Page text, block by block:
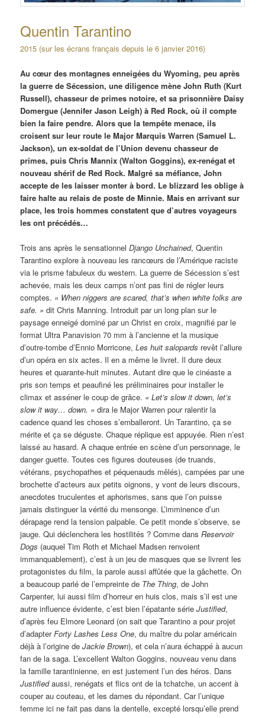
Quentin Tarantino
2015 (sur les écrans français depuis le 6 janvier 2016)
Au cœur des montagnes enneigées du Wyoming, peu après
la guerre de Sécession, une diligence mène John Ruth (Kurt
Russell), chasseur de primes notoire, et sa prisonnière Daisy
Domergue (Jennifer Jason Leigh) à Red Rock, où il compte
bien la faire pendre. Alors que la tempête menace, ils
croisent sur leur route le Major Marquis Warren (Samuel L.
Jackson), un ex-soldat de l’Union devenu chasseur de
primes, puis Chris Mannix (Walton Goggins), ex-renégat et
nouveau shérif de Red Rock. Malgré sa méfiance, John
accepte de les laisser monter à bord. Le blizzard les oblige à
faire halte au relais de poste de Minnie. Mais en arrivant sur
place, les trois hommes constatent que d’autres voyageurs
les ont précédés…
Trois ans après le sensationnelDjango Unchained, Quentin
Tarantino explore à nouveau les rancœurs de l’Amérique raciste
via le prisme fabuleux du western. La guerre de Sécession s’est
achevée, mais les deux camps n’ont pas fini de régler leurs
comptes. « When niggers are scared, that’s when white folks are
safe. » dit Chris Manning. Introduit par un long plan sur le
paysage enneigé dominé par un Christ en croix, magnifié par le
format Ultra Panavision 70 mm à l’ancienne et la musique
d’outre-tombe d’Ennio Morricone,Les huit salopards revêt l’allure
d’un opéra en six actes. Il en a même le livret. Il dure deux
heures et quarante-huit minutes. Autant dire que le cinéaste a
pris son temps et peaufiné les préliminaires pour installer le
climax et asséner le coup de grâce. « Let’s slow it down, let’s
slow it way… down. » dira le Major Warren pour ralentir la
cadence quand les choses s’emballeront. Un Tarantino, ça se
mérite et ça se déguste. Chaque réplique est appuyée. Rien n’est
laissé au hasard. A chaque entrée en scène d’un personnage, le
danger guette. Toutes ces figures douteuses (de truands,
vétérans, psychopathes et péquenauds mêlés), campées par une
brochette d’acteurs aux petits oignons, y vont de leurs discours,
anecdotes truculentes et aphorismes, sans que l’on puisse
jamais distinguer la vérité du mensonge. L’imminence d’un
dérapage rend la tension palpable. Ce petit monde s’observe, se
jauge. Qui déclenchera les hostilités ? Comme dansReservoir
Dogs (auquel Tim Roth et Michael Madsen renvoient
immanquablement), c’est à un jeu de masques que se livrent les
protagonistes du film, la parole aussi affûtée que la gâchette. On
a beaucoup parlé de l’empreinte de The Thing, de John
Carpenter, lui aussi film d’horreur en huis clos, mais s’il est une
autre influence évidente, c’est bien l’épatante sérieJustified,
d’après feu Elmore Leonard (on sait que Tarantino a pour projet
d’adapterForty Lashes Less One, du maître du polar américain
déjà à l’origine deJackie Brown), et cela n’aura échappé à aucun
fan de la saga. L’excellent Walton Goggins, nouveau venu dans
la famille tarantinienne, en est justement l’un des héros. Dans
Justifiedaussi, renégats et flics ont de la tchatche, un accent à
couper au couteau, et les dames du répondant. Car l’unique
femme ici ne fait pas dans la dentelle, excepté lorsqu’elle prend